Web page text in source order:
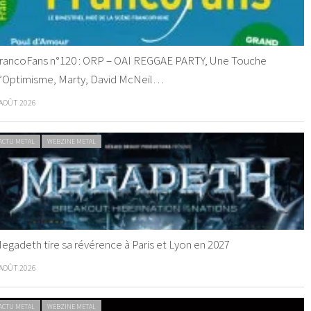
n°120 : ORP – OAI REGGAE PARTY, Une Touche
Marty, David McNeil…
2026
METAL WEBZINE METAL
tire sa révérence à Paris et Lyon en 2027
2026
METAL WEBZINE METAL